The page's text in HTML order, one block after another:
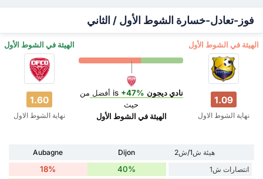
فوز-تعادل-خسارة الشوط الأول / الثاني
‏الهيئة في الشوط الأول ‏الهيئة في الشوط الأول
1.60
نهاية الشوط الاول
نادي ديجون +47% أفضل من
حيث
‏الهيئة في الشوط الأول
1.09
نهاية الشوط الاول
هيئة ش1/ش2 Dijon
Aubagne
انتصارات ش1
40%
18%